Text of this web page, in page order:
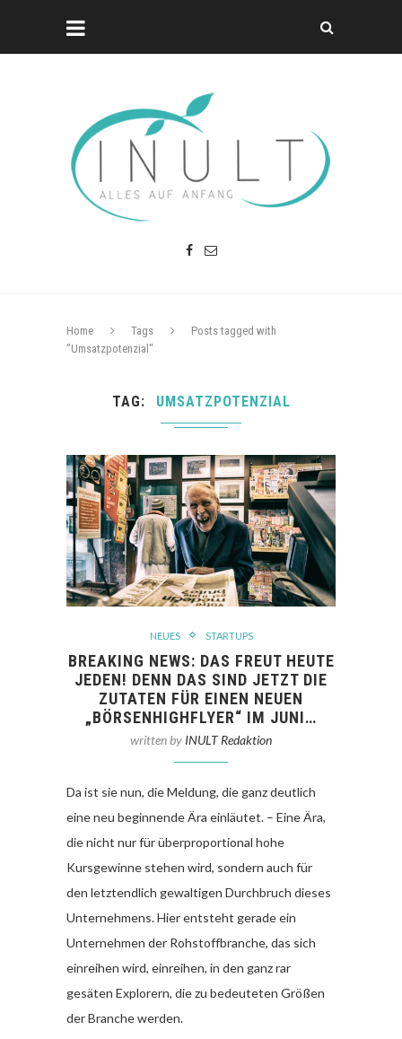
Home Tags
Posts tagged with
"Umsatzpotenzial"
TAG UMSATZPOTENZIAL
NEUES STARTUPS
BREAKING NEWS: DAS FREUT HEUTE
JEDEN! DENN DAS SIND JETZT DIE
ZUTATEN FÜR EINEN NEUEN
„BÖRSENHIGHFLYER“ IM JUNI…
written by INULT Redaktion
Da ist sie nun, die Meldung, die ganz deutlich
eine neu beginnende Ära einläutet. – Eine Ära,
die nicht nur für überproportional hohe
Kursgewinne stehen wird, sondern auch für
den letztendlich gewaltigen Durchbruch dieses
Unternehmens. Hier entsteht gerade ein
Unternehmen der Rohstoffbranche, das sich
einreihen wird, einreihen, in den ganz rar
gesäten Explorern, die zu bedeuteten Größen
der Branche werden.